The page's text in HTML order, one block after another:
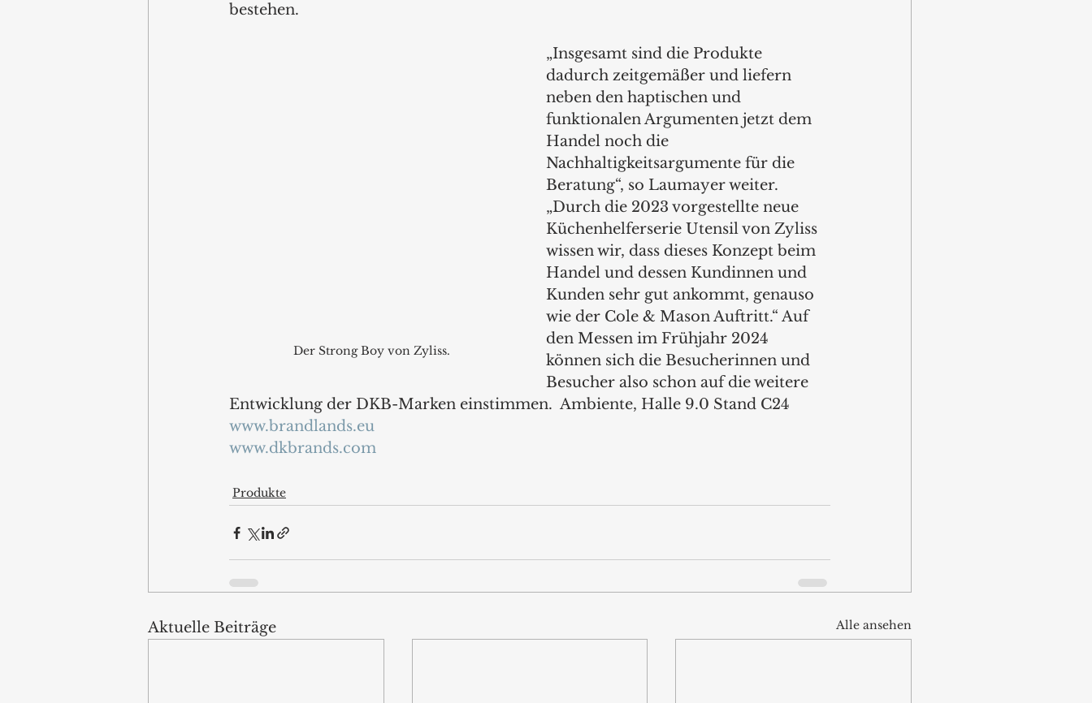
bestehen.
Der Strong Boy von Zyliss.
„Insgesamt sind die Produkte
dadurch zeitgemäßer und liefern
neben den haptischen und
funktionalen Argumenten jetzt dem
Handel noch die
Nachhaltigkeitsargumente für die
Beratung“, so Laumayer weiter.
„Durch die 2023 vorgestellte neue
Küchenhelferserie Utensil von Zyliss
wissen wir, dass dieses Konzept beim
Handel und dessen Kundinnen und
Kunden sehr gut ankommt, genauso
wie der Cole & Mason Auftritt.“ Auf
den Messen im Frühjahr 2024
können sich die Besucherinnen und
Besucher also schon auf die weitere
Entwicklung der DKB-Marken einstimmen.  Ambiente, Halle 9.0 Stand C24
www.brandlands.eu
www.dkbrands.com
Produkte
Aktuelle Beiträge Alle ansehen